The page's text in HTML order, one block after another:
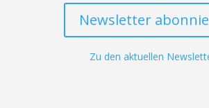
Newsletter
Zu den aktuellen